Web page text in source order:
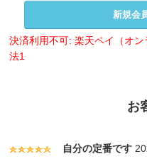
新規会
決済利用不可: 楽天ペイ（オ
法1
お
自分の定番です